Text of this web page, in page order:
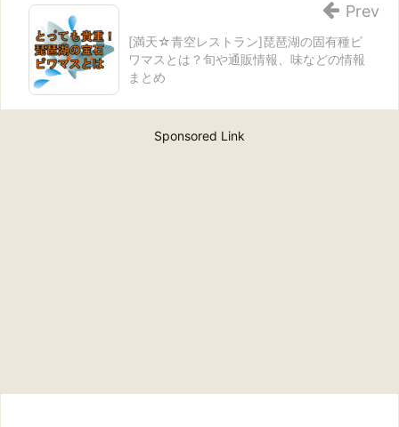
[満天☆青空レストラン]琵琶湖の固有種ビ
ワマスとは？旬や通販情報、味などの情報
まとめ
Prev
Sponsored Link